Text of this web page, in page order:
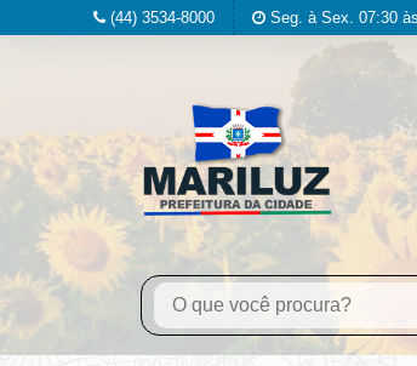
(44) 3534-8000 Seg. à Sex. 07:30